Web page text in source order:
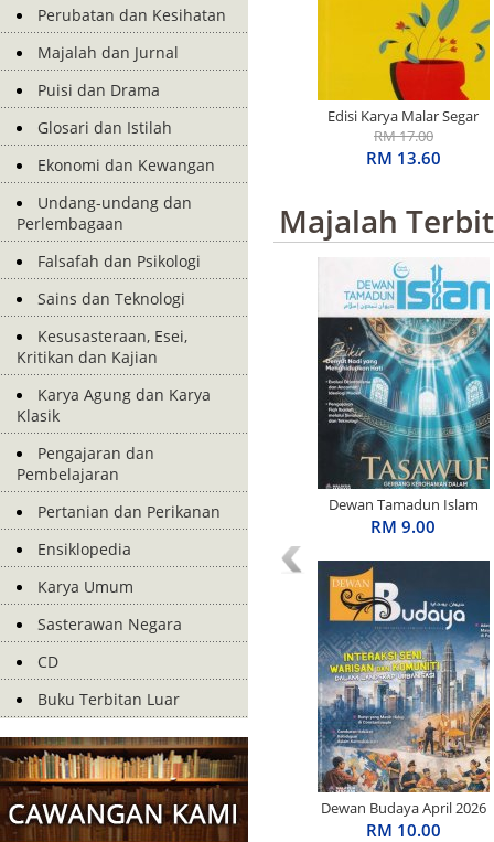
Perubatan dan Kesihatan
Majalah dan Jurnal
Puisi dan Drama
Glosari dan Istilah
Ekonomi dan Kewangan
Undang-undang dan
Perlembagaan
Falsafah dan Psikologi
Sains dan Teknologi
Kesusasteraan, Esei,
Kritikan dan Kajian
Karya Agung dan Karya
Klasik
Pengajaran dan
Pembelajaran
Pertanian dan Perikanan
Ensiklopedia
Karya Umum
Sasterawan Negara
CD
Buku Terbitan Luar
Edisi Karya Malar Segar
Penerima S.E.A. Write
Award: Basah Dalam
RM 17.00
RM 13.60
Majalah
Dewan Tamadun Islam
April 2026
RM 9.00
Dewan Budaya April 2026
RM 10.00